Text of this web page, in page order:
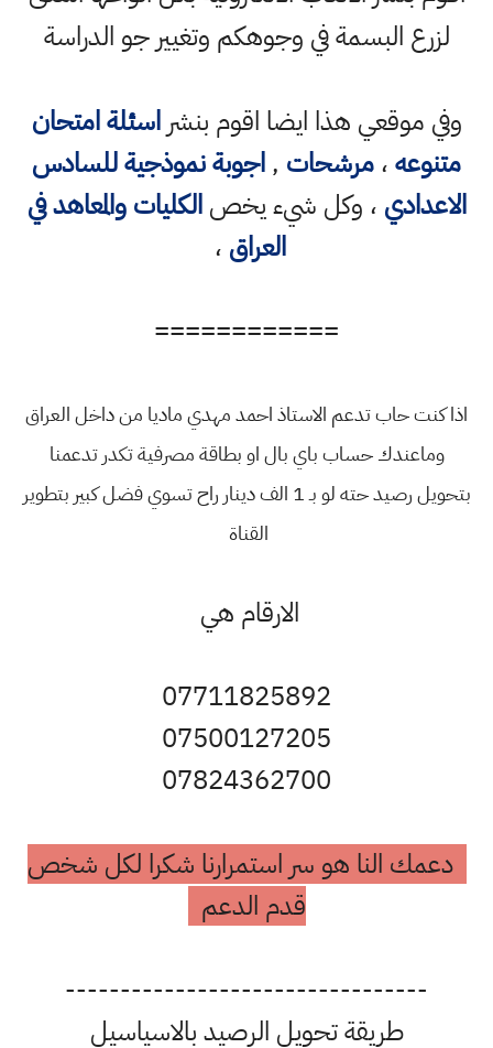
لزرع البسمة في وجوهكم وتغيير جو الدراسة
وفي موقعي هذا ايضا اقوم بنشراسئلة امتحان
متنوعه،مرشحات ,اجوبة نموذجية للسادس
الاعدادي ، وكل شيء يخصالكليات والمعاهد في
العراق ،
============
اذا كنت حاب تدعم الاستاذ احمد مهدي ماديا من داخل العراق
وماعندك حساب باي بال او بطاقة مصرفية تكدر تدعمنا
بتحويل رصيد حته لو بـ 1 الف دينار راح تسوي فضل كبير بتطوير
القناة
الارقام هي
07711825892
07500127205
07824362700
دعمك النا هو سر استمرارنا شكرا لكل شخص
قدم الدعم
---------------------------------
طريقة تحويل الرصيد بالاسياسيل